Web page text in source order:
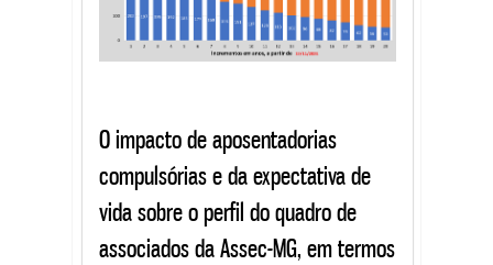
O impacto de aposentadorias
compulsórias e da expectativa de
vida sobre o perfil do quadro de
associados da Assec-MG, em termos